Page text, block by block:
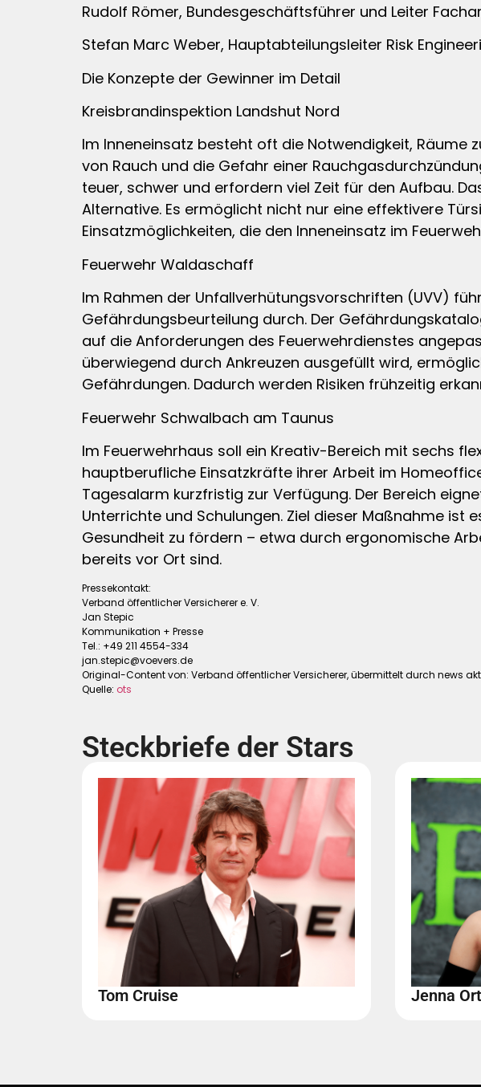
Rudolf Römer, Bundesgeschäftsführer und Leiter
Stefan Marc Weber, Hauptabteilungsleiter Risk
Die Konzepte der Gewinner im Detail
Kreisbrandinspektion Landshut Nord
Im Inneneinsatz besteht oft die Notwendigkeit, Räume
von Rauch und die Gefahr einer
teuer, schwer und erfordern viel Zeit für den Aufbau.
Alternative. Es ermöglicht nicht nur eine effektivere
Einsatzmöglichkeiten, die den Inneneinsatz im
Feuerwehr Waldaschaff
Im Rahmen der Unfallverhütungsvorschriften (UVV)
Gefährdungsbeurteilung durch. Der
auf die Anforderungen des Feuerwehrdienstes
überwiegend durch Ankreuzen ausgefüllt wird,
Gefährdungen. Dadurch werden Risiken frühzeitig
Feuerwehr Schwalbach am Taunus
Im Feuerwehrhaus soll ein Kreativ-Bereich mit sechs
hauptberufliche Einsatzkräfte ihrer Arbeit im
Tagesalarm kurzfristig zur Verfügung. Der Bereich
Unterrichte und Schulungen. Ziel dieser Maßnahme ist
Gesundheit zu fördern – etwa durch ergonomische
bereits vor Ort sind.
Pressekontakt:
Verband öffentlicher Versicherer e. V.
Jan Stepic
Kommunikation + Presse
Tel.: +49 211 4554-334
jan.stepic@voevers.de
Original-Content von: Verband öffentlicher Versicherer, übermittelt durch news
Quelle: ots
Steckbriefe der Stars
Tom Cruise Jenna